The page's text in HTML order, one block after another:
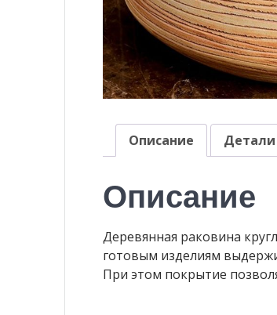
Описание Детали
Описание
Деревянная раковина
готовым изделиям
При этом покрытие